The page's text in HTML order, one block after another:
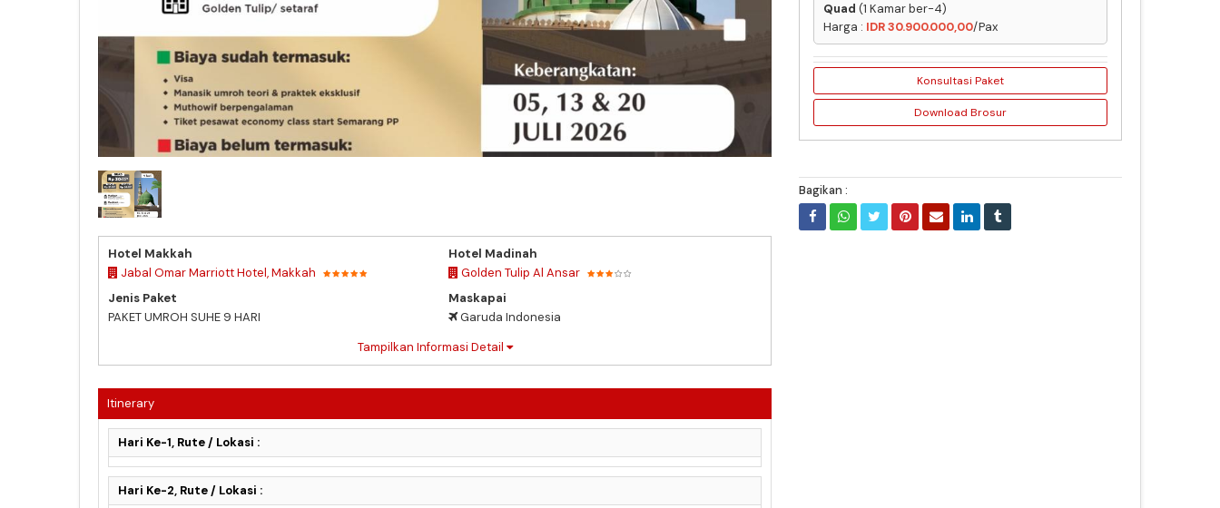
PAKET SUPER HEMAT 05 JULI 2026
Hotel Makkah
Jabal Omar Marriott Hotel, Makkah
Hotel Madinah
Golden Tulip Al Ansar
Jenis Paket
PAKET UMROH SUHE 9 HARI
Maskapai
Garuda Indonesia
Tampilkan Informasi Detail
Itinerary
Hari Ke-1, Rute / Lokasi :
Hari Ke-2, Rute / Lokasi :
Quad (1 Kamar ber-4)
Harga : IDR 30.900.000,00/Pax
Konsultasi Paket
Download Brosur
Bagikan :